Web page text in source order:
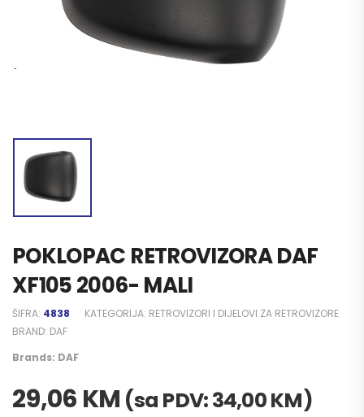
POKLOPAC RETROVIZORA DAF
XF105 2006- MALI
ŠIFRA: 4838 KATEGORIJA: RETROVIZORI I DIJELOVI ZA RETROVIZORE
BRAND: DAF
Brands: DAF
29,06 KM (sa PDV:34,00KM)